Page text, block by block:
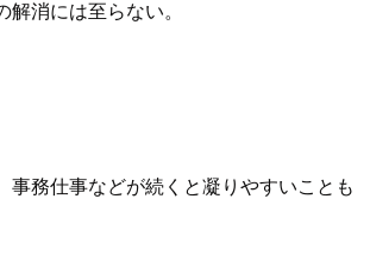
消には至らない。
事務仕事などが続くと凝りやすいことも